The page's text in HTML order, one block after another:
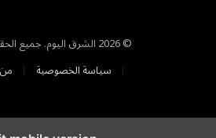
© 2026 الشرق اليوم. جميع الحقوق محفوظة.
سياسة الخصوصية